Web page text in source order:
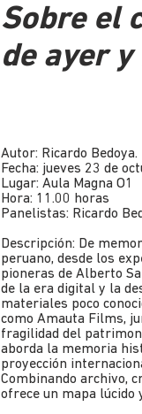
Sobre el
de ayer y
Autor: Ricardo Bedoya.
Fecha: jueves 23 de
Lugar: Aula Magna O1
Hora: 11.00 horas
Panelistas: Ricardo
Descripción: De
peruano, desde los
pioneras de Alberto
de la era digital y la
materiales poco
como Amauta Films,
fragilidad del
aborda la memoria
proyección
Combinando archivo,
ofrece un mapa lúcido